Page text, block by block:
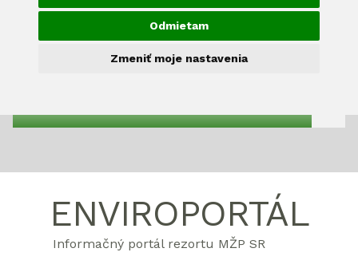
Odmietam
Zmeniť moje nastavenia
ENVIROPORTÁL
Informačný portál rezortu MŽP SR